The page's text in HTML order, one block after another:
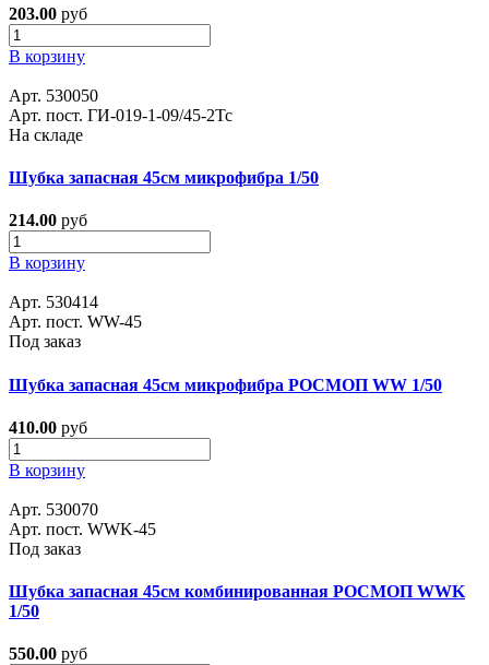
203.00 руб
В корзину
Арт. 530050
Арт. пост. ГИ-019-1-09/45-2Тс
На складе
Шубка запасная 45см микрофибра 1/50
214.00 руб
В корзину
Арт. 530414
Арт. пост. WW-45
Под заказ
Шубка запасная 45см микрофибра РОСМОП WW 1/50
410.00 руб
В корзину
Арт. 530070
Арт. пост. WWK-45
Под заказ
Шубка запасная 45см комбинированная РОСМОП WWK
1/50
550.00 руб